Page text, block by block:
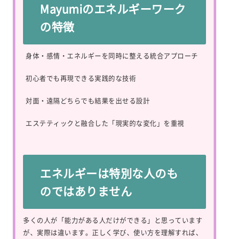
Mayumiのエネルギーワーク
の特徴
身体・感情・エネルギーを同時に整える統合アプローチ
初心者でも再現できる実践的な技術
対面・遠隔どちらでも結果を出せる設計
エステティックと融合した「現実的な変化」を重視
エネルギーは特別な人のも
のではありません
多くの人が「能力がある人だけができる」と思っています
が、実際は違います。正しく学び、使い方を理解すれば、